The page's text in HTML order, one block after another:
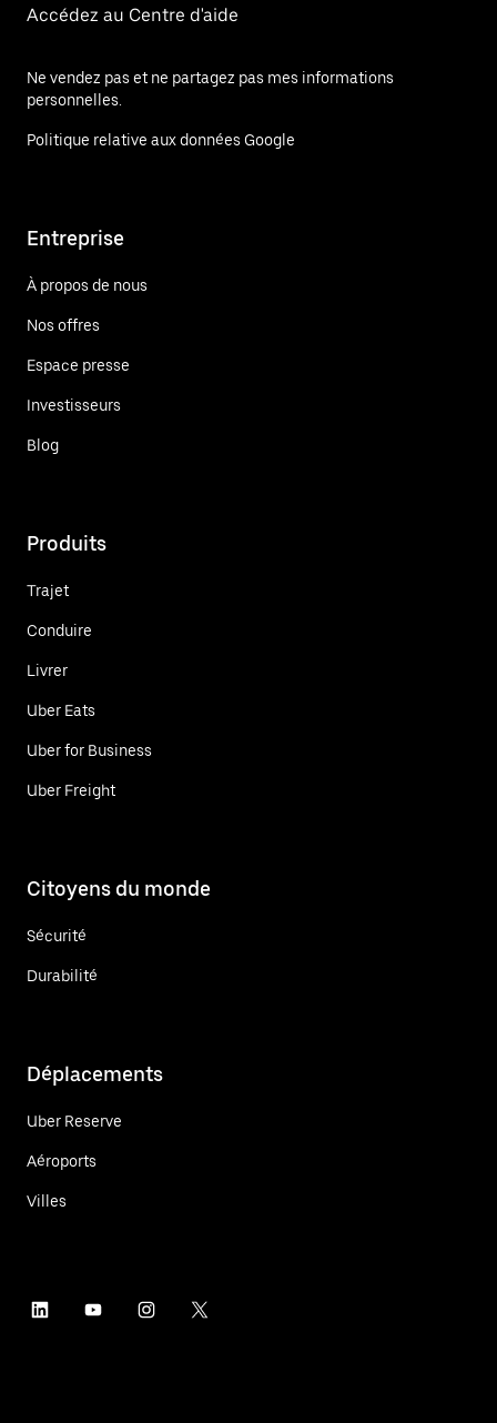
Accédez au Centre d'aide
Ne vendez pas et ne partagez pas mes informations
personnelles.
Politique relative aux données Google
Entreprise
À propos de nous
Nos offres
Espace presse
Investisseurs
Blog
Produits
Trajet
Conduire
Livrer
Uber Eats
Uber for Business
Uber Freight
Citoyens du monde
Sécurité
Durabilité
Déplacements
Uber Reserve
Aéroports
Villes